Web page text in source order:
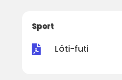
Sport
 Lóti-futi